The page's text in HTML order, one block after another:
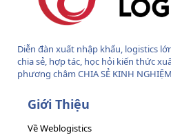
Diễn đàn xuất nhập khẩu, logistics
chia sẻ, hợp tác, học hỏi kiến thức
phương châm CHIA SẺ KINH
Giới Thiệu
Về Weblogistics